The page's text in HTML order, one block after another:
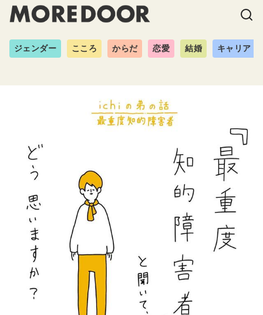
ジェンダー こころ からだ 恋愛 結婚 キャリア